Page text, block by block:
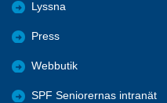
Lyssna
Press
Webbutik
SPF Seniorernas intranät